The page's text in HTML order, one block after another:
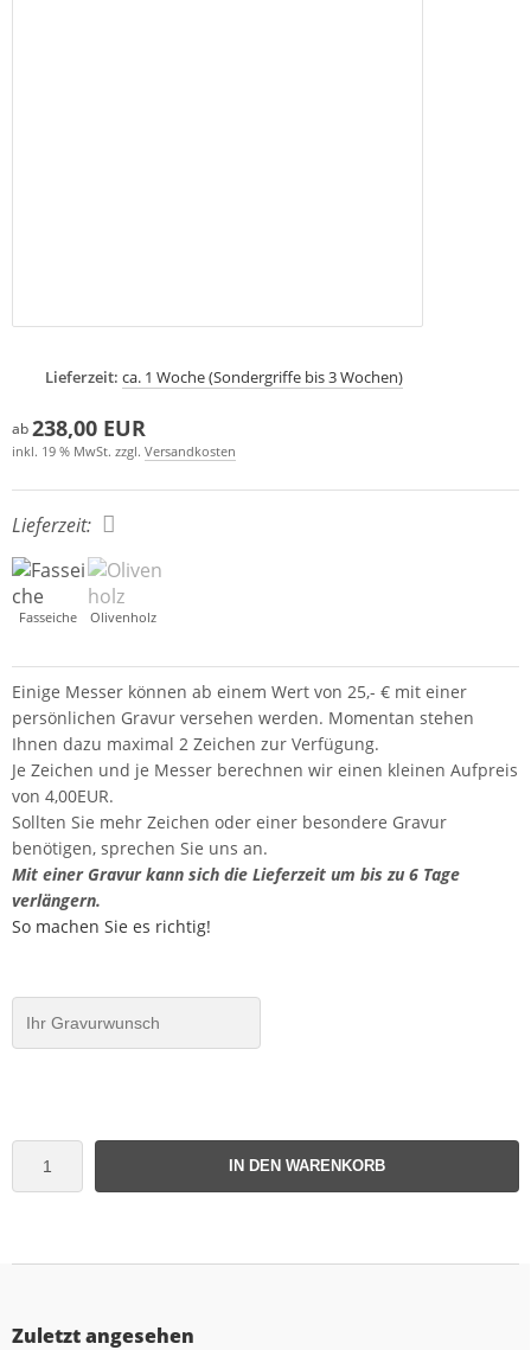
Lieferzeit: ca. 1 Woche (Sondergriffe bis 3 Wochen)
ab238,00 EUR
inkl. 19 % MwSt. zzgl. Versandkosten
Lieferzeit:
Fasseiche Olivenholz
Einige Messer können ab einem Wert von 25,- € mit einer
persönlichen Gravur versehen werden. Momentan stehen
Ihnen dazu maximal 2 Zeichen zur Verfügung.
Je Zeichen und je Messer berechnen wir einen kleinen Aufpreis
von 4,00EUR.
Sollten Sie mehr Zeichen oder einer besondere Gravur
benötigen, sprechen Sie uns an.
Mit einer Gravur kann sich die Lieferzeit um bis zu 6 Tage
verlängern.
So machen Sie es richtig!
IN DEN WARENKORB
Zuletzt angesehen